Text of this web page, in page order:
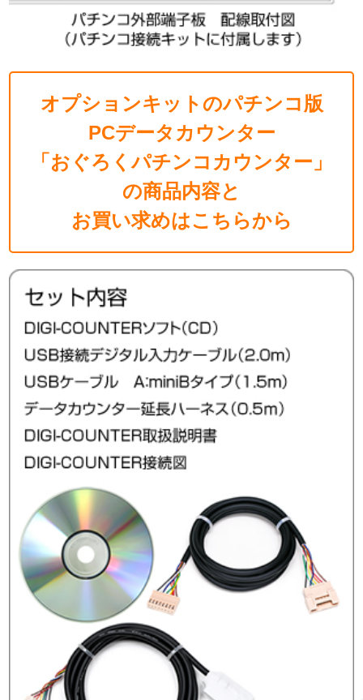
オプションキットのパチンコ版
PCデータカウンター
「おぐろくパチンコカウンター」
の商品内容と
お買い求めはこちらから